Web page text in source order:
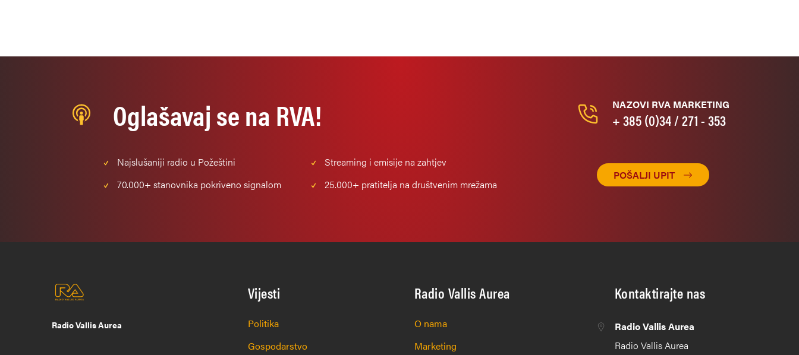
Oglašavaj se na RVA!
Najslušaniji radio u Požeštini
Streaming i emisije na zahtjev
70.000+ stanovnika pokriveno signalom 25.000+ pratitelja na društvenim mrežama
NAZOVI RVA MARKETING
+ 385 (0)34 / 271 - 353
POŠALJI UPIT
Radio Vallis Aurea
Vijesti
Politika
Gospodarstvo
Radio Vallis Aurea
O nama
Marketing
Kontaktirajte nas
Radio Vallis Aurea
Radio Vallis Aurea